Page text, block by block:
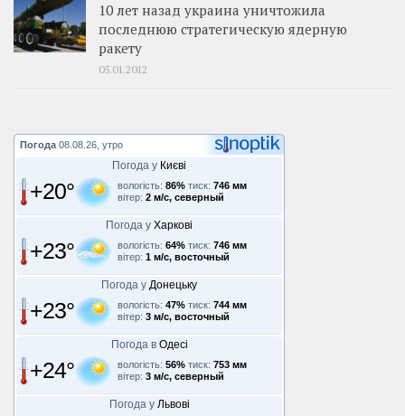
10 лет назад украина уничтожила
последнюю стратегическую ядерную
ракету
05.01.2012
Погода 08.08.26, утро
Погода у Києві
+20° вологість: 86% тиск: 746 мм
вітер: 2 м/с, северный
Погода у Харкові
+23° вологість: 64% тиск: 746 мм
вітер: 1 м/с, восточный
Погода у Донецьку
+23° вологість: 47% тиск: 744 мм
вітер: 3 м/с, восточный
Погода в Одесі
+24° вологість: 56% тиск: 753 мм
вітер: 3 м/с, северный
Погода у Львові